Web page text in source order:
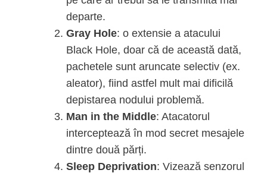
departe.
Gray Hole: o extensie a atacului
Black Hole, doar că de această dată,
pachetele sunt aruncate selectiv (ex.
aleator), fiind astfel mult mai dificilă
depistarea nodului problemă.
Man in the Middle: Atacatorul
interceptează în mod secret mesajele
dintre două părți.
Sleep Deprivation: Vizează senzorul